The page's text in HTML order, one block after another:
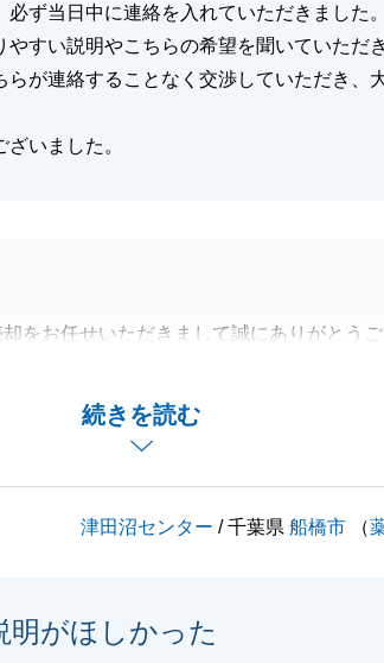
必ず当日中に連絡を入れていただきました。
やすい説明やこちらの希望を聞いていただ
らが連絡することなく交渉していただき、
いました。
続きを読む
をお任せいただきまして誠にありがとうご
をいただけたおかげでお取引をスムーズに進
閉じる
津田沼センター / 千葉県船橋市 （
明がほしかった